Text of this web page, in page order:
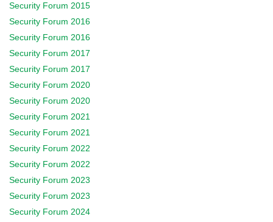
Security Forum 2015
Security Forum 2016
Security Forum 2016
Security Forum 2017
Security Forum 2017
Security Forum 2020
Security Forum 2020
Security Forum 2021
Security Forum 2021
Security Forum 2022
Security Forum 2022
Security Forum 2023
Security Forum 2023
Security Forum 2024